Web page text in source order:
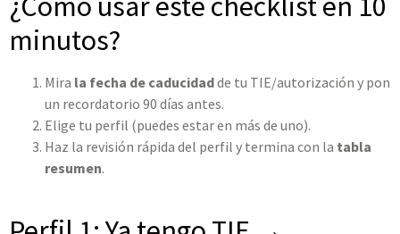
minutos?
Mira la fecha de caducidadde tu TIE/autorización y pon
un recordatorio 90 días antes.
Elige tu perfil (puedes estar en más de uno).
Haz la revisión rápida del perfil y termina con la tabla
resumen.